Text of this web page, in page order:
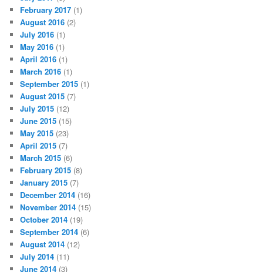
February 2017 (1)
August 2016 (2)
July 2016 (1)
May 2016 (1)
April 2016 (1)
March 2016 (1)
September 2015 (1)
August 2015 (7)
July 2015 (12)
June 2015 (15)
May 2015 (23)
April 2015 (7)
March 2015 (6)
February 2015 (8)
January 2015 (7)
December 2014 (16)
November 2014 (15)
October 2014 (19)
September 2014 (6)
August 2014 (12)
July 2014 (11)
June 2014 (3)